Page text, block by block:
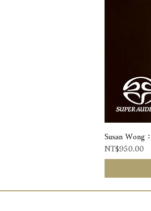
Susan Wong
Price
NT$950.00